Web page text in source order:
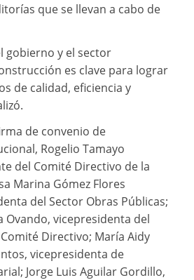
que se llevan a cabo de
gobierno y el sector
es clave para lograr
de calidad, eficiencia y
de convenio de
Rogelio Tamayo
del Comité Directivo de la
Marina Gómez Flores
del Sector Obras Públicas;
Ovando, vicepresidenta del
Directivo; María Aidy
vicepresidenta de
Jorge Luis Aguilar Gordillo,